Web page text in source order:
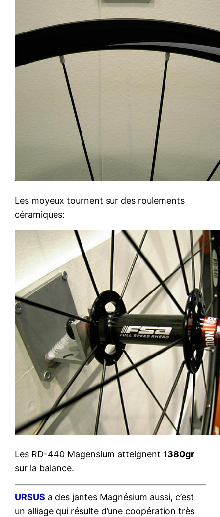
Les moyeux tournent sur des roulements
céramiques:
Les RD-440 Magensium atteignent 1380gr
sur la balance.
URSUS a des jantes Magnésium aussi, c’est
un alliage qui résulte d’une coopération très